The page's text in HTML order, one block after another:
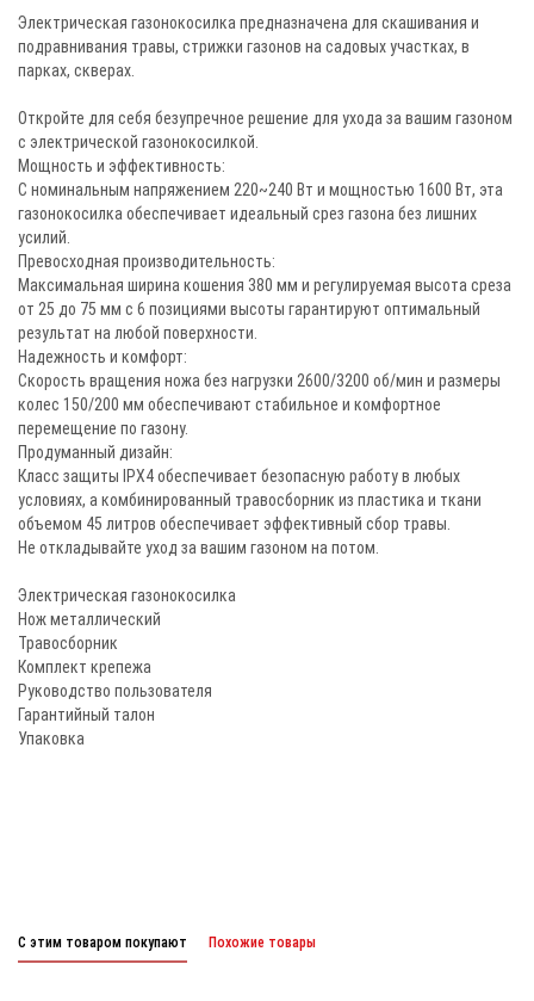
Электрическая газонокосилка предназначена для скашивания и
подравнивания травы, стрижки газонов на садовых участках, в
парках, скверах.
Откройте для себя безупречное решение для ухода за вашим газоном
с электрической газонокосилкой.
Мощность и эффективность:
С номинальным напряжением 220~240 Вт и мощностью 1600 Вт, эта
газонокосилка обеспечивает идеальный срез газона без лишних
усилий.
Превосходная производительность:
Максимальная ширина кошения 380 мм и регулируемая высота среза
от 25 до 75 мм с 6 позициями высоты гарантируют оптимальный
результат на любой поверхности.
Надежность и комфорт:
Скорость вращения ножа без нагрузки 2600/3200 об/мин и размеры
колес 150/200 мм обеспечивают стабильное и комфортное
перемещение по газону.
Продуманный дизайн:
Класс защиты IPX4 обеспечивает безопасную работу в любых
условиях, а комбинированный травосборник из пластика и ткани
объемом 45 литров обеспечивает эффективный сбор травы.
Не откладывайте уход за вашим газоном на потом.
Электрическая газонокосилка
Нож металлический
Травосборник
Комплект крепежа
Руководство пользователя
Гарантийный талон
Упаковка
С этим товаром покупают Похожие товары